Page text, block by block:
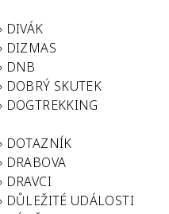
DIVÁK
DIZMAS
DNB
DOBRÝ SKUTEK
DOGTREKKING
DOTAZNÍK
DRABOVA
DRAVCI
DŮLEŽITÉ UDÁLOSTI